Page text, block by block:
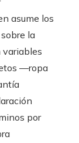
asume los
la
variables
—ropa
por